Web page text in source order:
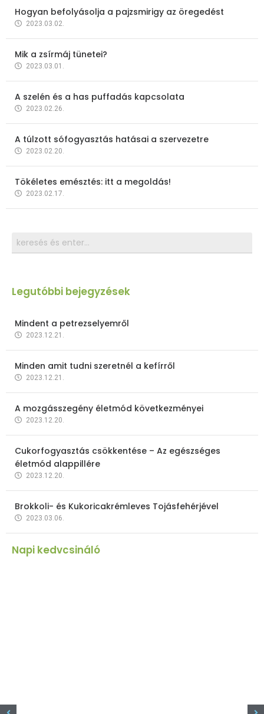
Hogyan befolyásolja a pajzsmirigy az öregedést
2023.03.02.
Mik a zsírmáj tünetei?
2023.03.01.
A szelén és a has puffadás kapcsolata
2023.02.26.
A túlzott sófogyasztás hatásai a szervezetre
2023.02.20.
Tökéletes emésztés: itt a megoldás!
2023.02.17.
Legutóbbi bejegyzések
Mindent a petrezselyemről
2023.12.21.
Minden amit tudni szeretnél a kefírről
2023.12.21.
A mozgásszegény életmód következményei
2023.12.20.
Cukorfogyasztás csökkentése – Az egészséges
életmód alappillére
2023.12.20.
Brokkoli- és Kukoricakrémleves Tojásfehérjével
2023.03.06.
Napi kedvcsináló